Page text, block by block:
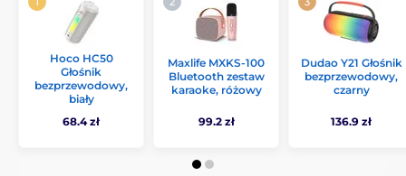
Hoco HC50
Głośnik
bezprzewodowy,
biały
68.4 zł
Maxlife MXKS-100
Bluetooth zestaw
karaoke, różowy
99.2 zł
Dudao Y21 Głośnik
bezprzewodowy,
czarny
136.9 zł